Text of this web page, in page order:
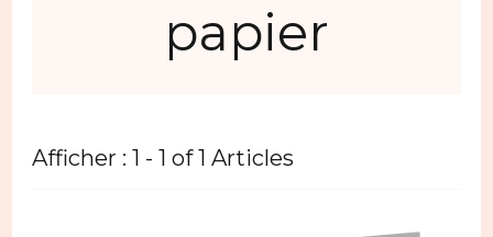
papier
Afficher : 1 - 1 of 1 Articles